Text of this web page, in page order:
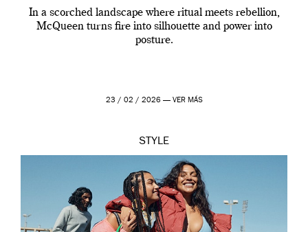
In a scorched landscape where ritual meets rebellion,
McQueen turns fire into silhouette and power into
posture.
23 / 02 / 2026 — VER MÁS
STYLE